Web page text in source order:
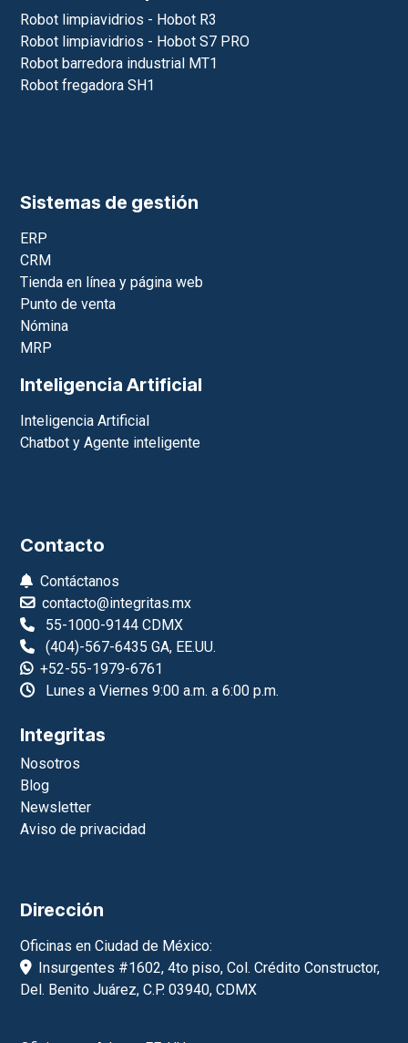
Robot limpiavidrios - Hobot R3
Robot limpiavidrios - Hobot S7 PRO
Robot barredora industrial MT1
Robot fregadora SH1
Sistemas de gestión
ERP
CRM
Tienda en línea y página web
Punto de venta
Nómina
MRP
Inteligencia Artificial
Inteligencia Artificial
Chatbot y Agente inteligente
Contacto
Contáctanos
contacto@integritas.mx
55-1000-9144 CDMX
(404)-567-6435 GA, EE.UU.
+52-55-1979-6761
Lunes a Viernes 9:00 a.m. a 6:00 p.m.
Integritas
Nosotros
Blog
Newsletter
Aviso de privacidad
Dirección
Oficinas en Ciudad de México:
Insurgentes #1602, 4to piso, Col. Crédito Constructor,
Del. Benito Juárez, C.P. 03940, CDMX